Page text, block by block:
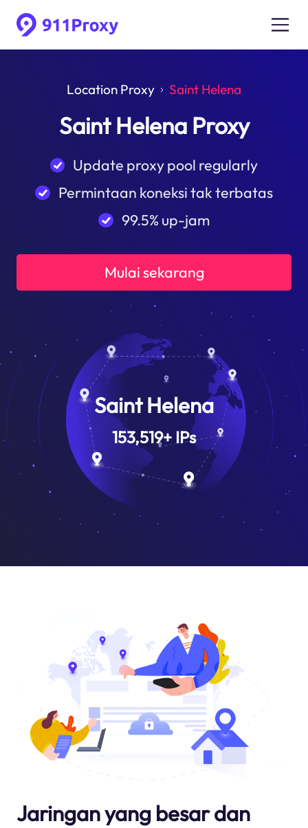
Location Proxy Saint Helena
Saint Helena Proxy
Update proxy pool regularly
Permintaan koneksi tak terbatas
99.5% up-jam
Mulai sekarang
Saint Helena
153,519+ IPs
Jaringan yang besar dan